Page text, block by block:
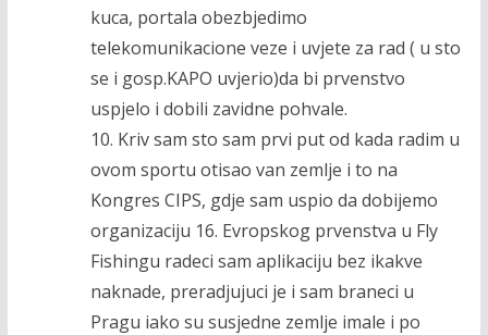
kuca, portala obezbjedimo
telekomunikacione veze i uvjete za rad ( u sto
se i gosp.KAPO uvjerio)da bi prvenstvo
uspjelo i dobili zavidne pohvale.
10. Kriv sam sto sam prvi put od kada radim u
ovom sportu otisao van zemlje i to na
Kongres CIPS, gdje sam uspio da dobijemo
organizaciju 16. Evropskog prvenstva u Fly
Fishingu radeci sam aplikaciju bez ikakve
naknade, preradjujuci je i sam braneci u
Pragu iako su susjedne zemlje imale i po